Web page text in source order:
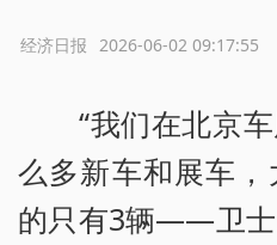
2026-06-02 09:17:55
经济日报
“我们在北京车
么多新车和展车
的只有3辆——卫士